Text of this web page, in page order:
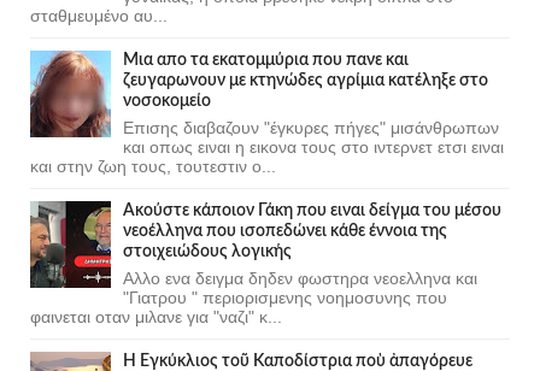
σταθμευμένο αυ...
Μια απο τα εκατομμύρια που πανε και
ζευγαρωνουν με κτηνώδες αγρίμια κατέληξε στο
νοσοκομείο
Επισης διαβαζουν "έγκυρες πήγες" μισάνθρωπων
και οπως ειναι η εικονα τους στο ιντερνετ ετσι ειναι
και στην ζωη τους, τουτεστιν ο...
Ακούστε κάποιον Γάκη που ειναι δείγμα του μέσου
νεοέλληνα που ισοπεδώνει κάθε έννοια της
στοιχειώδους λογικής
Αλλο ενα δειγμα δηδεν φωστηρα νεοελληνα και
"Γιατρου " περιορισμενης νοημοσυνης που
φαινεται οταν μιλανε για "ναζι" κ...
Ἡ Ἐγκύκλιος τοῦ Καποδίστρια ποὺ ἀπαγόρευε